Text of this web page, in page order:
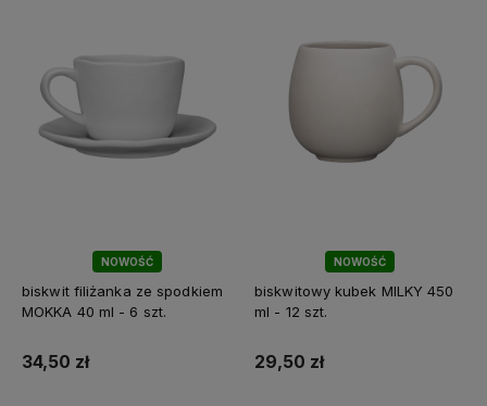
NOWOŚĆ
biskwit filiżanka ze spodkiem
MOKKA 40 ml - 6 szt.
34,50 zł
NOWOŚĆ
biskwitowy kubek MILKY 450
ml - 12 szt.
29,50 zł